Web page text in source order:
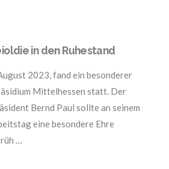
in den Ruhestand
2023, fand ein besonderer
Mittelhessen statt. Der
Bernd Paul sollte an seinem
eine besondere Ehre
…